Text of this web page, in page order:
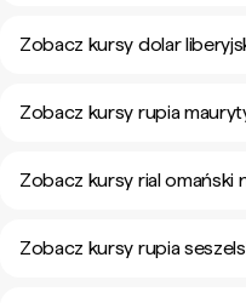
Zobacz kursy dolar
Zobacz kursy rupia
Zobacz kursy rial omański
Zobacz kursy rupia